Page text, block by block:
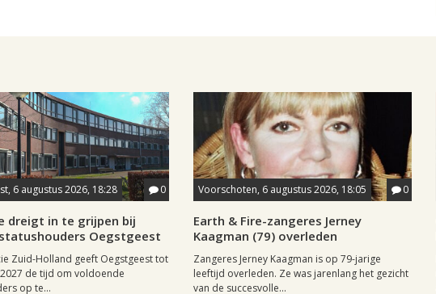
6 augustus 2026, 18:28 0
dreigt in te grijpen bij
Oegstgeest
Zuid-Holland geeft Oegstgeest tot
de tijd om voldoende
op te...
Voorschoten, 6 augustus 2026, 18:05 0
Earth & Fire-zangeres Jerney
Kaagman (79) overleden
Zangeres Jerney Kaagman is op 79-jarige
leeftijd overleden. Ze was jarenlang het gezicht
van de succesvolle...